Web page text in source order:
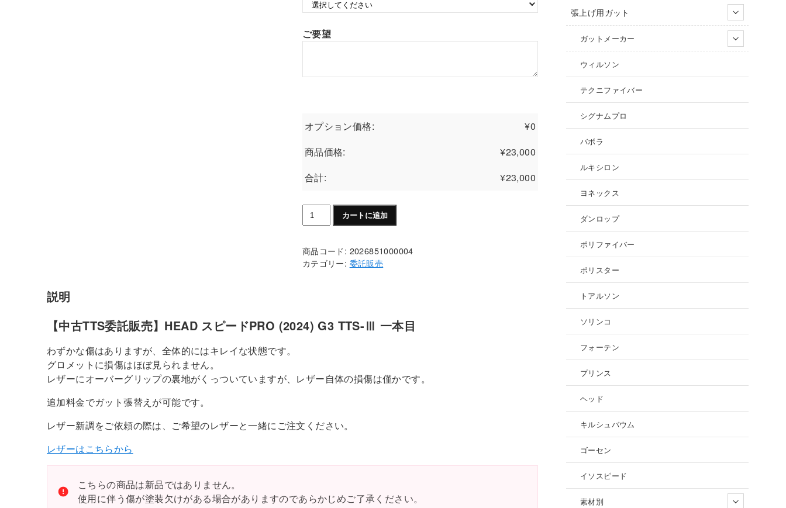
ご要望
オプション価格: ¥0
商品価格:
¥23,000
合計:
¥23,000
【中
古
委
託
ス
ピ
PRO
Ⅲ
一
目
カートに追加
商品コード: 2026851000004
カテゴリー: 委託販売
説明
【中古TTS委託販売】HEAD スピードPRO (2024) G3 TTS-Ⅲ 一本目
わずかな傷はありますが、全体的にはキレイな状態です。
グロメットに損傷はほぼ見られません。
レザーにオーバーグリップの裏地がくっついていますが、レザー自体の損傷は僅かです。
追加料金でガット張替えが可能です。
レザー新調をご依頼の際は、ご希望のレザーと一緒にご注文ください。
レザーはこちらから
こちらの商品は新品ではありません。
使用に伴う傷が塗装欠けがある場合がありますのであらかじめご了承ください。
張上げ用ガット
ガットメーカー
ウィルソン
テクニファイバー
シグナムプロ
バボラ
ルキシロン
ヨネックス
ダンロップ
ポリファイバー
ポリスター
トアルソン
ソリンコ
フォーテン
プリンス
ヘッド
キルシュバウム
ゴーセン
イソスピード
素材別